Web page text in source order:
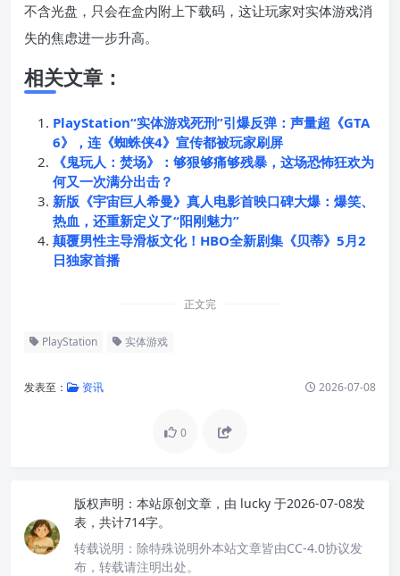
不含光盘，只会在盒内附上下载码，这让玩家对实体游戏消
失的焦虑进一步升高。
相关文章：
PlayStation“实体游戏死刑”引爆反弹：声量超《GTA
6》，连《蜘蛛侠4》宣传都被玩家刷屏
《鬼玩人：焚场》：够狠够痛够残暴，这场恐怖狂欢为
何又一次满分出击？
新版《宇宙巨人希曼》真人电影首映口碑大爆：爆笑、
热血，还重新定义了“阳刚魅力”
颠覆男性主导滑板文化！HBO全新剧集《贝蒂》5月2
日独家首播
正文完
PlayStation 实体游戏
发表至： 资讯 2026-07-08
0
版权声明： 本站原创文章，由 lucky 于2026-07-08发
表，共计714字。
转载说明： 除特殊说明外本站文章皆由CC-4.0协议发
布，转载请注明出处。